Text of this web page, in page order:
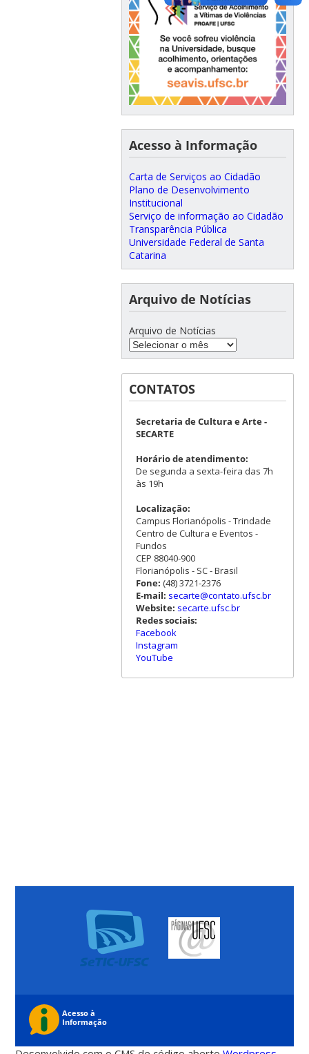
Acesso à Informação
Carta de Serviços ao Cidadão
Plano de Desenvolvimento
Institucional
Serviço de informação ao Cidadão
Transparência Pública
Universidade Federal de Santa
Catarina
Arquivo de Notícias
Arquivo de Notícias
CONTATOS
Secretaria de Cultura e Arte -
SECARTE
Horário de atendimento:
De segunda a sexta-feira das 7h
às 19h
Localização:
Campus Florianópolis - Trindade
Centro de Cultura e Eventos -
Fundos
CEP 88040-900
Florianópolis - SC - Brasil
Fone: (48) 3721-2376
E-mail: secarte@contato.ufsc.br
Website: secarte.ufsc.br
Redes sociais:
Facebook
Instagram
YouTube